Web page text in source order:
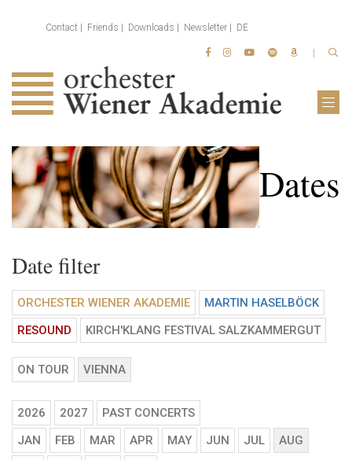
Contact Friends Downloads Newsletter DE
Dates
Date filter
ORCHESTER WIENER AKADEMIE
MARTIN HASELBÖCK
RESOUND
KIRCH'KLANG FESTIVAL SALZKAMMERGUT
ON TOUR VIENNA
2026 2027
PAST CONCERTS
JAN
FEB MAR APR MAY JUN JUL
AUG